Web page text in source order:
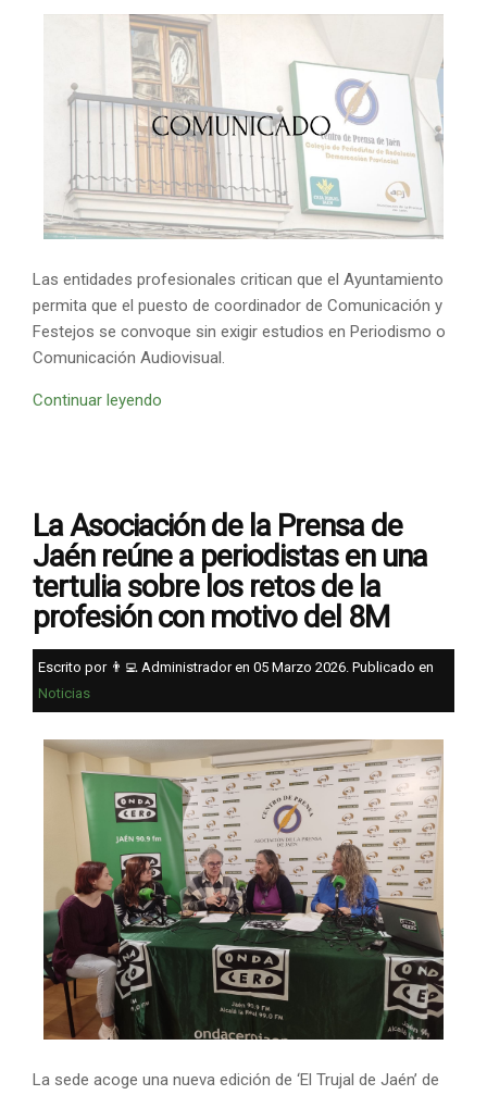
Las entidades profesionales critican que el Ayuntamiento
permita que el puesto de coordinador de Comunicación y
Festejos se convoque sin exigir estudios en Periodismo o
Comunicación Audiovisual.
Continuar leyendo
La Asociación de la Prensa de
Jaén reúne a periodistas en una
tertulia sobre los retos de la
profesión con motivo del 8M
Escrito por 👨‍💻 Administrador en 05 Marzo 2026. Publicado en
Noticias
La sede acoge una nueva edición de ‘El Trujal de Jaén’ de